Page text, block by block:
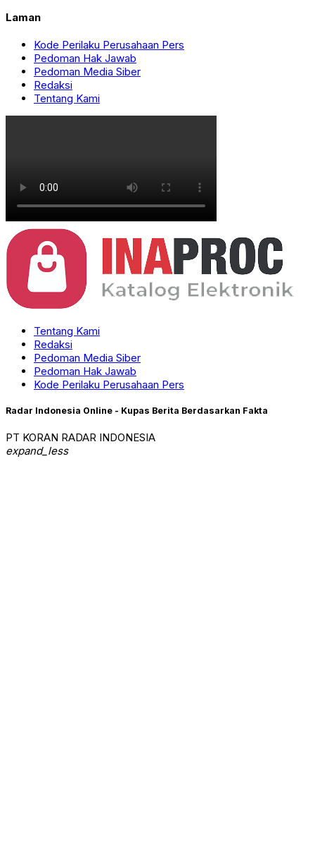
Laman
Kode Perilaku Perusahaan Pers
Pedoman Hak Jawab
Pedoman Media Siber
Redaksi
Tentang Kami
Tentang Kami
Redaksi
Pedoman Media Siber
Pedoman Hak Jawab
Kode Perilaku Perusahaan Pers
Radar Indonesia Online - Kupas Berita Berdasarkan Fakta
PT KORAN RADAR INDONESIA
expand_less